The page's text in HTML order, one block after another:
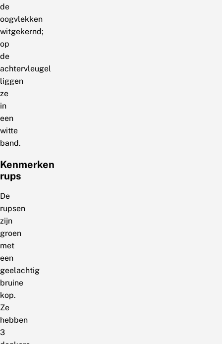
de
oogvlekken
witgekernd;
op
de
achtervleugel
liggen
ze
in
een
witte
band.
Kenmerken
rups
De
rupsen
zijn
groen
met
een
geelachtig
bruine
kop.
Ze
hebben
3